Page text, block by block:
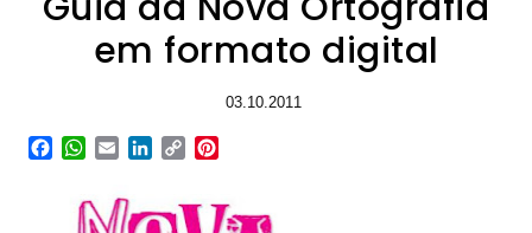
em formato digital
03.10.2011
Facebook
WhatsApp
EmailLinkedIn
Copy